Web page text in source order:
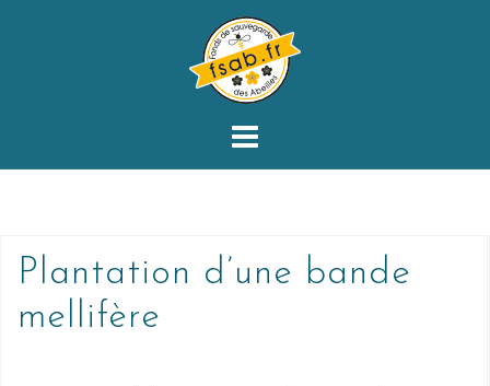
Plantation d’une bande
mellifère